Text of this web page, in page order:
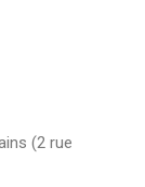
(2 rue